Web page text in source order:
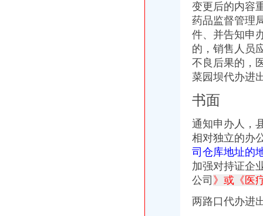
[股东会]重庆百货：2010年度第三次临时股东大会会议资料-[中财网]
大信国际物流（上海）有限公司重庆分公司-大信国际物流（上海）有
重庆百货大楼股份有限公司关於预计2015年日常关联交易公告
渝中区海事海商在线律师_渝中区海事海商律师在线免费咨询_华律网
渝中区大坪正街四室两厅豪华大套房_重庆渝中区大坪短租房_游天下
重庆渝中区泰国乳胶枕头教大家如何买到正宗的泰国乳胶枕头_第1页_
底价办理嘉兴无地址进出口公司注册各类许可证代办-嘉兴58同城
苏州代办进出口,苏州进出口公司办理流程_搜狐财经_搜狐网
代办香港公司英国进出口公司注册提供肥料全套手续-运城58同城
变更后的内容
药品监督管理
件、并告知申
的，销售人员
不良后果的，
菜园坝代办进
书面
通知申办人，
相对独立的办
司仓库地址的
加强对持证企
公司 》或《医
两路口代办进